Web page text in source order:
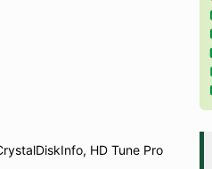
HD Tune Pro